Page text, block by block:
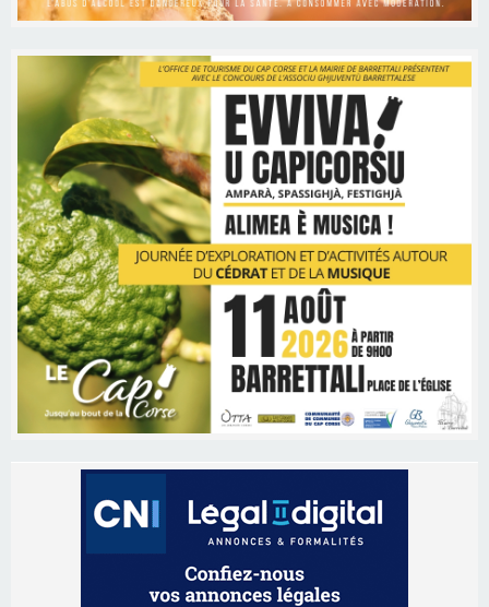
Les brèves
Ucciani – Marché des producteurs à Cruculi le